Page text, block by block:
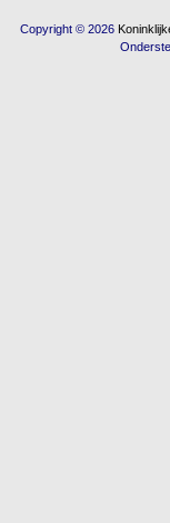
Copyright © 2026